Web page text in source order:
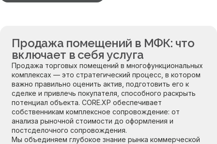
Продажа помещений в МФК: что
включает в себя услуга
Продажа торговых помещений в многофункциональных
комплексах — это стратегический процесс, в котором
важно правильно оценить актив, подготовить его к
сделке и привлечь покупателя, способного раскрыть
потенциал объекта. CORE.XP обеспечивает
собственникам комплексное сопровождение: от
анализа рыночной стоимости до оформления и
постсделочного сопровождения.
Мы объединяем глубокое знание рынка коммерческой